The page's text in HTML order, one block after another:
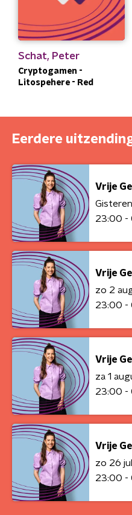
Schat, Peter
Cryptogamen -
Litospehere - Red
Eerdere
Vrije
Gisteren
23:00 -
Vrije
zo 2
23:00 -
Vrije
za 1
23:00 -
Vrije
zo 26
23:00 -